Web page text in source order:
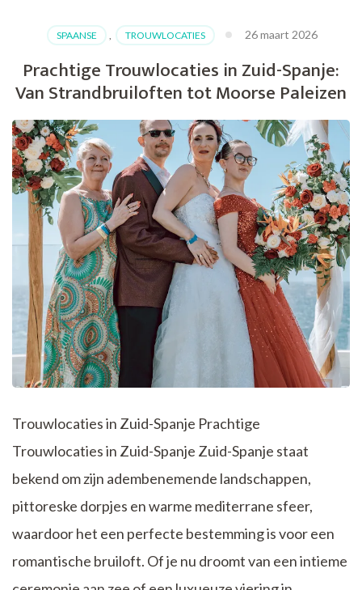
bij
Outlet
Center!
SPAANSE , TROUWLOCATIES 26 maart 2026
Prachtige Trouwlocaties in Zuid-Spanje:
Van Strandbruiloften tot Moorse Paleizen
Trouwlocaties in Zuid-Spanje Prachtige
Trouwlocaties in Zuid-Spanje Zuid-Spanje staat
bekend om zijn adembenemende landschappen,
pittoreske dorpjes en warme mediterrane sfeer,
waardoor het een perfecte bestemming is voor een
romantische bruiloft. Of je nu droomt van een intieme